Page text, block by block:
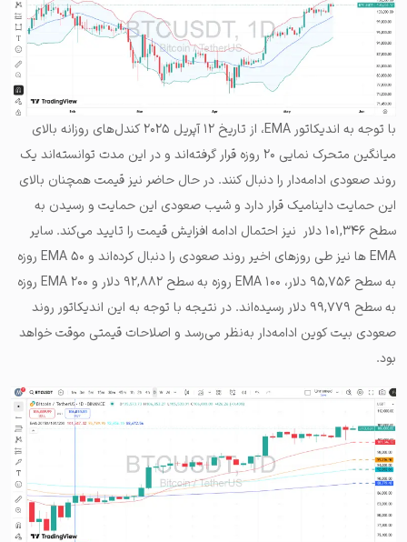
با توجه به اندیکاتور EMA، از تاریخ ۱۲ آپریل ۲۰۲۵ کندل‌های روزانه بالای
میانگین متحرک نمایی ۲۰ روزه قرار گرفته‌اند و در این مدت توانسته‌اند یک
روند صعودی ادامه‌دار را دنبال کنند. در حال حاضر نیز قیمت همچنان بالای
این حمایت داینامیک قرار دارد و شیب صعودی این حمایت و رسیدن به
سطح ۱۰۱,۳۴۶ دلار نیز احتمال ادامه افزایش قیمت را تایید می‌کند. سایر
EMA ها نیز طی روزهای اخیر روند صعودی را دنبال کرده‌اند و EMA ۵۰ روزه
به سطح ۹۵,۷۵۶ دلار، EMA ۱۰۰ روزه به سطح ۹۲,۸۸۲ دلار و EMA ۲۰۰ روزه
به سطح ۹۹,۷۷۹ دلار رسیده‌اند. در نتیجه با توجه به این اندیکاتور روند
صعودی بیت کوین ادامه‌دار به‌نظر می‌رسد و اصلاحات قیمتی موقت خواهد
بود.